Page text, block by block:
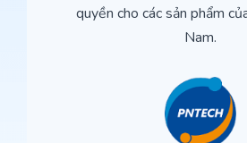
quyền cho các sản phẩm
Nam.